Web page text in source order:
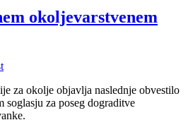
okoljevarstvenem
za okolje objavlja naslednje obvestilo
soglasju za poseg dograditve